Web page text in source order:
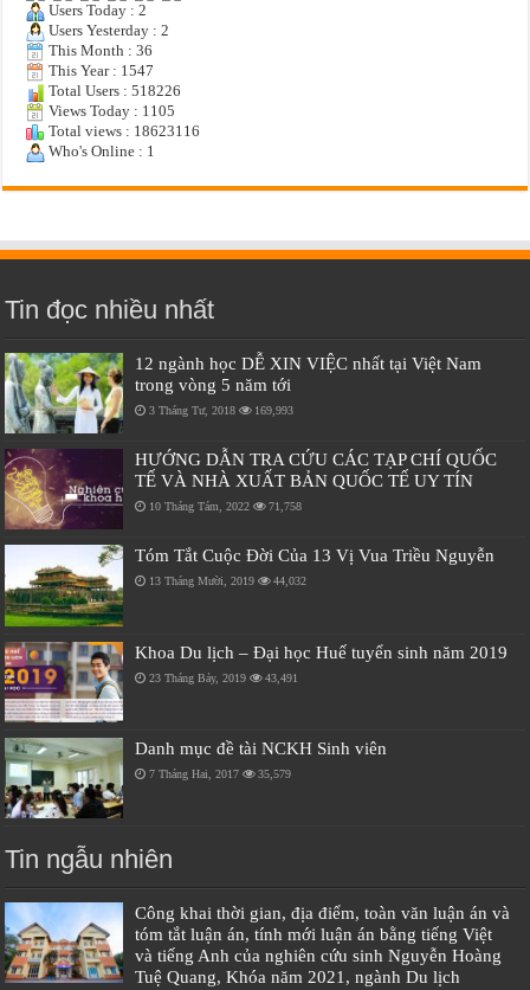
Users Today : 2
Users Yesterday : 2
This Month : 36
This Year : 1547
Total Users : 518226
Views Today : 1105
Total views : 18623116
Who's Online : 1
Tin đọc nhiều nhất
12 ngành học DỄ XIN VIỆC nhất tại Việt Nam
trong vòng 5 năm tới
3 Tháng Tư, 2018 169,993
HƯỚNG DẪN TRA CỨU CÁC TẠP CHÍ QUỐC
TẾ VÀ NHÀ XUẤT BẢN QUỐC TẾ UY TÍN
10 Tháng Tám, 2022 71,758
Tóm Tắt Cuộc Đời Của 13 Vị Vua Triều Nguyễn
13 Tháng Mười, 2019 44,032
Khoa Du lịch – Đại học Huế tuyển sinh năm 2019
23 Tháng Bảy, 2019 43,491
Danh mục đề tài NCKH Sinh viên
7 Tháng Hai, 2017 35,579
Tin ngẫu nhiên
Công khai thời gian, địa điểm, toàn văn luận án và
tóm tắt luận án, tính mới luận án bằng tiếng Việt
và tiếng Anh của nghiên cứu sinh Nguyễn Hoàng
Tuệ Quang, Khóa năm 2021, ngành Du lịch